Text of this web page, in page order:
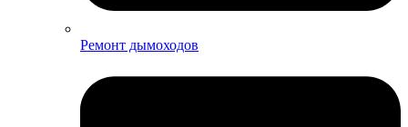
Ремонт дымоходов